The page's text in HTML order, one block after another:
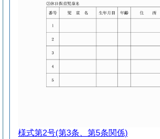
様式第2号(第3条、第5条関係)